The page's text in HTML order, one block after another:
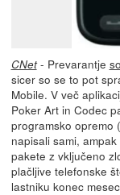
CNet- Prevarantje
sicer so se to pot
Mobile. V več
Poker Art in Codec
programsko opremo
napisali sami,
pakete z vključeno
plačljive telefonske
lastniku konec